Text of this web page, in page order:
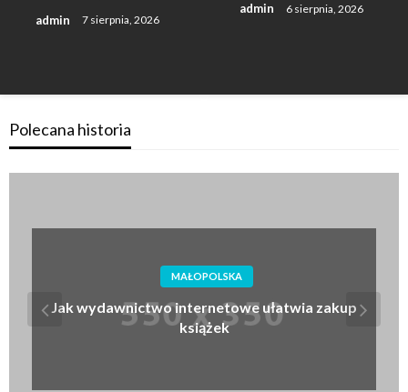
admin 7 sierpnia, 2026
admin 6 sierpnia, 2026
Polecana historia
MAŁOPOLSKA
Jak wydawnictwo internetowe ułatwia zakup
książek